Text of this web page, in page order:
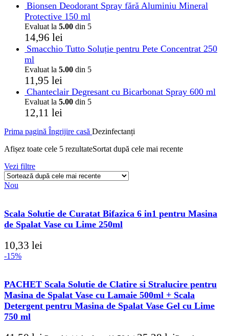
Bionsen Deodorant Spray fără Aluminiu Mineral
Protective 150 ml
Evaluat la 5.00 din 5
14,96 lei
Smacchio Tutto Soluție pentru Pete Concentrat 250
ml
Evaluat la 5.00 din 5
11,95 lei
Chanteclair Degresant cu Bicarbonat Spray 600 ml
Evaluat la 5.00 din 5
12,11 lei
Prima pagină Îngrijire casă Dezinfectanți
Afișez toate cele 5 rezultateSortat după cele mai recente
Vezi filtre
Nou
Scala Solutie de Curatat Bifazica 6 in1 pentru Masina
de Spalat Vase cu Lime 250ml
10,33 lei
-15%
PACHET Scala Solutie de Clatire si Stralucire pentru
Masina de Spalat Vase cu Lamaie 500ml + Scala
Detergent pentru Masina de Spalat Vase Gel cu Lime
750 ml